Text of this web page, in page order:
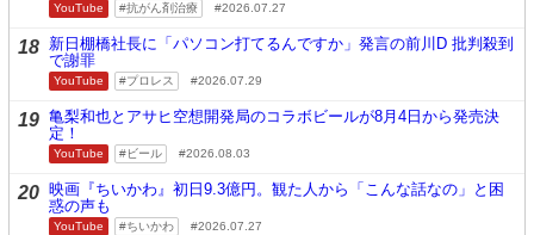
YouTube 抗がん剤治療 2026.07.27
18 新日棚橋社長に「パソコン打てるんですか」発言の前川D 批判殺到
で謝罪
YouTube プロレス 2026.07.29
19 亀梨和也とアサヒ空想開発局のコラボビールが8月4日から発売決
定！
YouTube ビール 2026.08.03
20 映画『ちいかわ』初日9.3億円。観た人から「こんな話なの」と困
惑の声も
YouTube ちいかわ 2026.07.27